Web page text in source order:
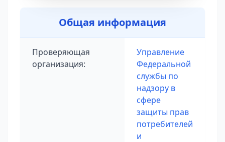
Общая информация
Проверяющая
организация:
Управление
Федеральной
службы по
надзору в
сфере
защиты прав
потребителей
и